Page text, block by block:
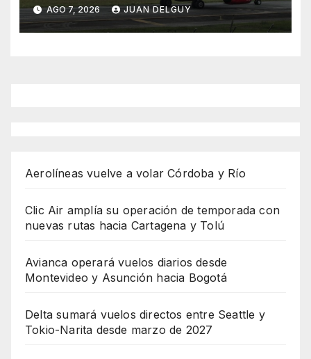
AGO 7, 2026 JUAN DELGUY
Aerolíneas vuelve a volar Córdoba y Río
Clic Air amplía su operación de temporada con
nuevas rutas hacia Cartagena y Tolú
Avianca operará vuelos diarios desde
Montevideo y Asunción hacia Bogotá
Delta sumará vuelos directos entre Seattle y
Tokio-Narita desde marzo de 2027